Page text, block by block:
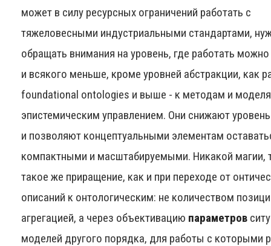
может в силу ресурсных ограничений работать с
тяжеловесными индустриальными стандартами,
обращать внимания на уровень, где работать можно
и всякого меньше, кроме уровней абстракции, как
foundational ontologies и выше - к методам и
эпистемическим управлением. Они снижают
и позволяют концептуальными элементам
компактными и масштабируемыми. Никакой магии,
такое же приращение, как и при переходе от
описаний к онтологическим: не количеством
агрегацией, а через объективацию параметров
моделей другого порядка, для работы с которыми